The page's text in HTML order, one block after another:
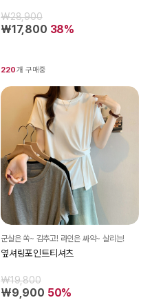
₩28,900
₩17,800 38%
220개 구매중
군살은 쏙~ 감추고! 라인은 싸악~ 살리는!
옆셔링포인트티셔츠
₩19,800
₩9,900 50%